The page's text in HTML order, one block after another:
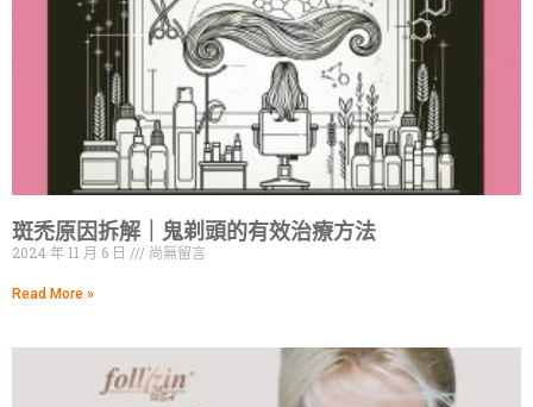
斑禿原因拆解｜鬼剃頭的有效治療方法
2024 年 11 月 6 日 尚無留言
Read More »